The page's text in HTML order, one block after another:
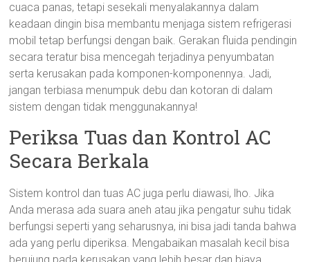
cuaca panas, tetapi sesekali menyalakannya dalam
keadaan dingin bisa membantu menjaga sistem refrigerasi
mobil tetap berfungsi dengan baik. Gerakan fluida pendingin
secara teratur bisa mencegah terjadinya penyumbatan
serta kerusakan pada komponen-komponennya. Jadi,
jangan terbiasa menumpuk debu dan kotoran di dalam
sistem dengan tidak menggunakannya!
Periksa Tuas dan Kontrol AC
Secara Berkala
Sistem kontrol dan tuas AC juga perlu diawasi, lho. Jika
Anda merasa ada suara aneh atau jika pengatur suhu tidak
berfungsi seperti yang seharusnya, ini bisa jadi tanda bahwa
ada yang perlu diperiksa. Mengabaikan masalah kecil bisa